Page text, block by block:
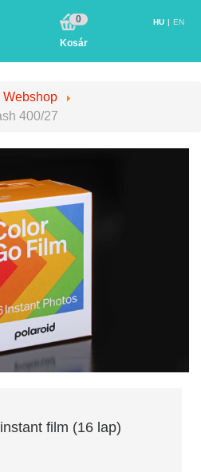
0
Kosár
HU EN
Webshop
400/27
film (16 lap)